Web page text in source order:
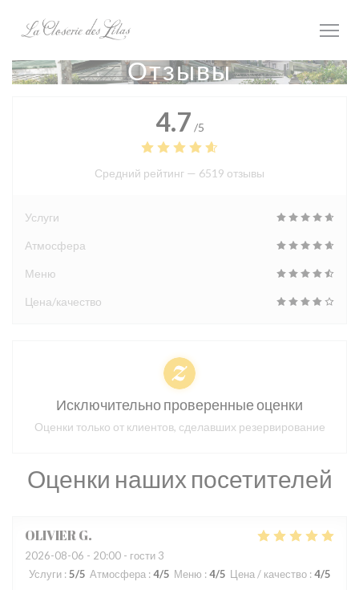
Отзывы
Оценки наших посетителей
OLIVIERG
2026-08-06 - 20:00 - гости 3
Услуги : 5/5 Атмосфера : 4/5 Меню : 4/5 Цена / качество : 4/5
4.7 /5
Средний рейтинг — 6519 отзывы
Услуги
Атмосфера
Меню
Цена/качество
Исключительно проверенные оценки
Оценки только от клиентов, сделавших резервирование